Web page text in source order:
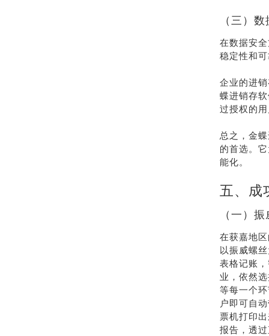
（三）
在数据安
稳定性和
企业的进
蝶进销存
过授权的
总之，金
的首选。
能化。
五、成
（一）
在获嘉地
以振威螺
表格记账
业，依然
等每一个
户即可自
票机打印
报告，透